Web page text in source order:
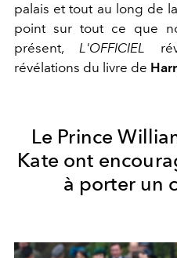
palais et tout au long de
point sur tout ce que
présent, L'OFFICIEL
révélations du livre de
Le Prince
Kate ont
à porter un